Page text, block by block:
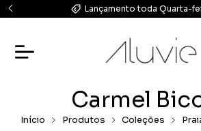
Lançamento toda Quarta-
Carmel
Início Produtos Coleções